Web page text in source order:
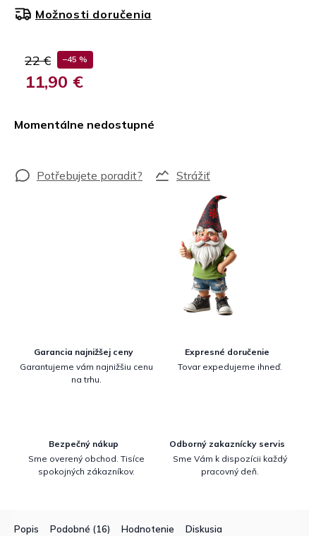
22 € –45 %
11,90 €
Momentálne nedostupné
Možnosti doručenia
Strážiť
Garancia najnižšej ceny
Garantujeme vám najnižšiu cenu
na trhu.
Expresné doručenie
Tovar expedujeme ihneď.
Bezpečný nákup
Sme overený obchod. Tisíce
spokojných zákazníkov.
Odborný zakaznícky servis
Sme Vám k dispozícii každý
pracovný deň.
Popis Podobné (16) Hodnotenie Diskusia